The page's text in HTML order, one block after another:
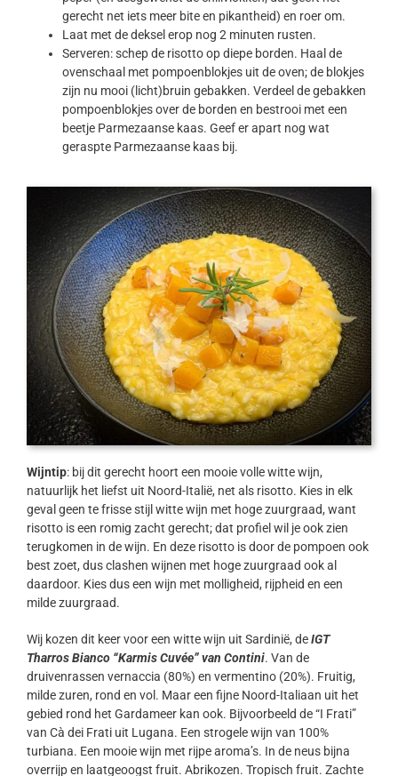
gerecht net iets meer bite en pikantheid) en roer om.
Laat met de deksel erop nog 2 minuten rusten.
Serveren: schep de risotto op diepe borden. Haal de
ovenschaal met pompoenblokjes uit de oven; de blokjes
zijn nu mooi (licht)bruin gebakken. Verdeel de gebakken
pompoenblokjes over de borden en bestrooi met een
beetje Parmezaanse kaas. Geef er apart nog wat
geraspte Parmezaanse kaas bij.
Wijntip: bij dit gerecht hoort een mooie volle witte wijn,
natuurlijk het liefst uit Noord-Italië, net als risotto. Kies in elk
geval geen te frisse stijl witte wijn met hoge zuurgraad, want
risotto is een romig zacht gerecht; dat profiel wil je ook zien
terugkomen in de wijn. En deze risotto is door de pompoen ook
best zoet, dus clashen wijnen met hoge zuurgraad ook al
daardoor. Kies dus een wijn met molligheid, rijpheid en een
milde zuurgraad.
Wij kozen dit keer voor een witte wijn uit Sardinië, deIGT
Tharros Bianco “Karmis Cuvée” van Contini. Van de
druivenrassen vernaccia (80%) en vermentino (20%). Fruitig,
milde zuren, rond en vol. Maar een fijne Noord-Italiaan uit het
gebied rond het Gardameer kan ook. Bijvoorbeeld de “I Frati”
van Cà dei Frati uit Lugana. Een strogele wijn van 100%
turbiana. Een mooie wijn met rijpe aroma’s. In de neus bijna
overrijp en laatgeoogst fruit. Abrikozen. Tropisch fruit. Zachte